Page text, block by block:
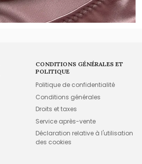
CONDITIONS GÉNÉRALES ET
POLITIQUE
Politique de confidentialité
Conditions générales
Droits et taxes
Service après-vente
Déclaration relative à l'utilisation
des cookies